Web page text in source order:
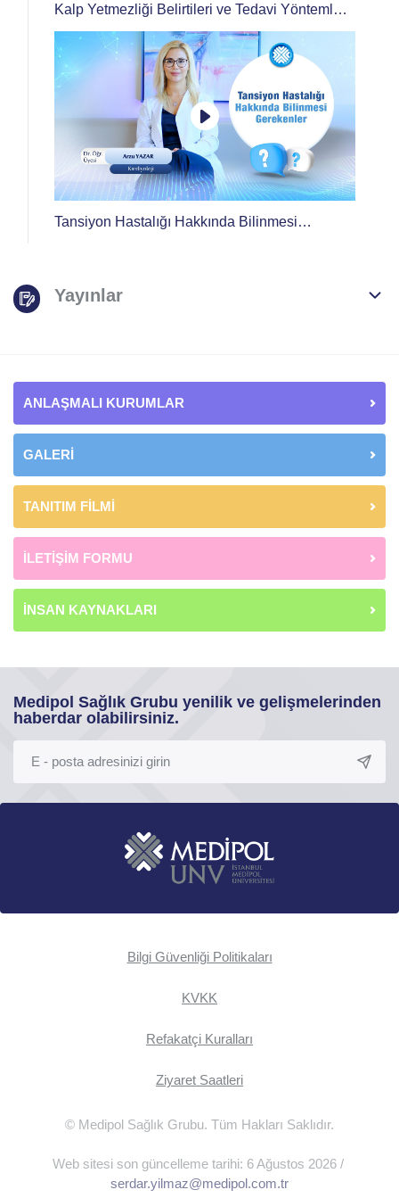
Kalp Yetmezliği Belirtileri ve Tedavi Yöntemleri
Nelerdir?
Tansiyon Hastalığı Hakkında Bilinmesi
Yayınlar
ANLAŞMALI KURUMLAR
GALERİ
TANITIM FİLMİ
İLETİŞİM FORMU
İNSAN KAYNAKLARI
Medipol Sağlık Grubu yenilik ve gelişmelerinden
haberdar olabilirsiniz.
Bilgi Güvenliği Politikaları
KVKK
Refakatçi Kuralları
Ziyaret Saatleri
© Medipol Sağlık Grubu. Tüm Hakları Saklıdır.
Web sitesi son güncelleme tarihi: 6 Ağustos 2026 /
serdar.yilmaz@medipol.com.tr